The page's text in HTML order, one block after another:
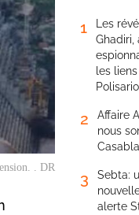
. DR
1
Les
Ghadiri,
les
2
Affaire
nous
3
Sebta:
alerte